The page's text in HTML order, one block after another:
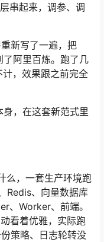
串起来，调参、调
新写了一遍，把
阿里百炼。跑了几
，效果跟之前完全
，在这套新范式里
么，一套生产环境跑
Redis、向量数据库
、Worker、前端。
看着优雅，实际跑
策略、日志轮转没